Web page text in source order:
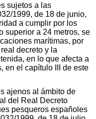
sujetos a las
1999, de 18 de junio,
a cumplir por los
superior a 24 metros, se
marítimas, por
decreto y la
en lo que afecta a
en el capítulo III de este
ajenos al ámbito de
del Real Decreto
pesqueros españoles